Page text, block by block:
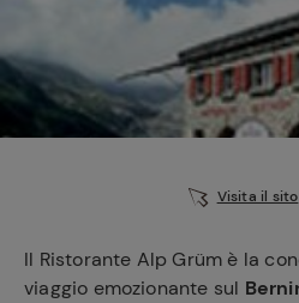
e
ricetta
il
Visita il sito
Il Ristorante Alp Grüm è la
viaggio emozionante sul